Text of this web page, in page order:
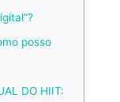
posso
DO HIIT: